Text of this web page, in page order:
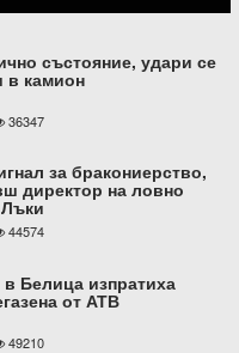
състояние, удари се
в камион
36347
за бракониерство,
директор на ловно
44574
Белица изпратиха
от АТВ
49210